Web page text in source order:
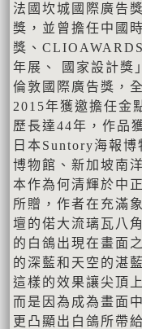
法國坎城國際廣告
獎，並曾擔任中國
獎、
年展、 國家設計獎
倫敦國際廣告獎，
2015年獲邀擔任金
歷長達44年，作品
日本Suntory海報
博物館、新加坡南
本作為何清輝於中
所贈，作者在充滿
壇的偌大流璃瓦八
的白鴿出現在畫面
的深藍和天空的湛
這樣的效果讓尖頂
而是因為成為畫面
更凸顯出白鴿所帶